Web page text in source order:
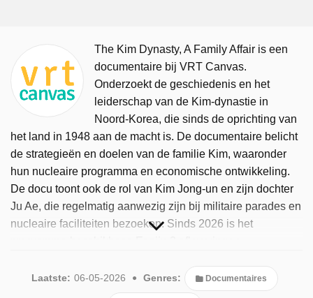
The Kim Dynasty, A Family Affair is een
documentaire bij VRT Canvas.
Onderzoekt de geschiedenis en het
leiderschap van de Kim-dynastie in
Noord-Korea, die sinds de oprichting van
het land in 1948 aan de macht is. De documentaire belicht
de strategieën en doelen van de familie Kim, waaronder
hun nucleaire programma en economische ontwikkeling.
De docu toont ook de rol van Kim Jong-un en zijn dochter
Ju Ae, die regelmatig aanwezig zijn bij militaire parades en
nucleaire faciliteiten bezoeken. Sinds 2026 is het
Laatste: 06-05-2026 Genres: Documentaires